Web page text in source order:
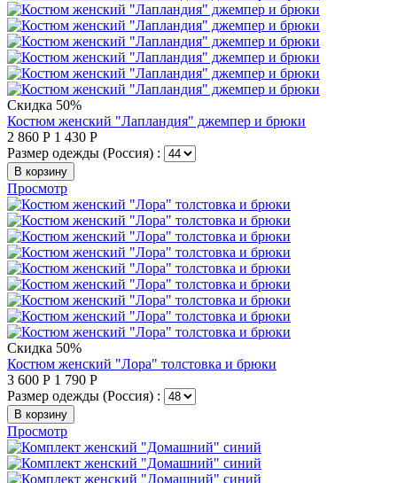
Скидка 50%
Костюм женский "Лапландия" джемпер и брюки
2 860 Р 1 430 Р
Размер одежды (Россия) :
В корзину
Просмотр
Скидка 50%
Костюм женский "Лора" толстовка и брюки
3 600 Р 1 790 Р
Размер одежды (Россия) :
В корзину
Просмотр